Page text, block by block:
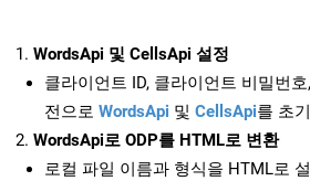
WordsApi 및 CellsApi 설정
클라이언트 ID, 클라이언트 비밀번
전으로 WordsApi 및 CellsApi를 초
WordsApi로 ODP를 HTML로 변환
로컬 파일 이름과 형식을 HTML로